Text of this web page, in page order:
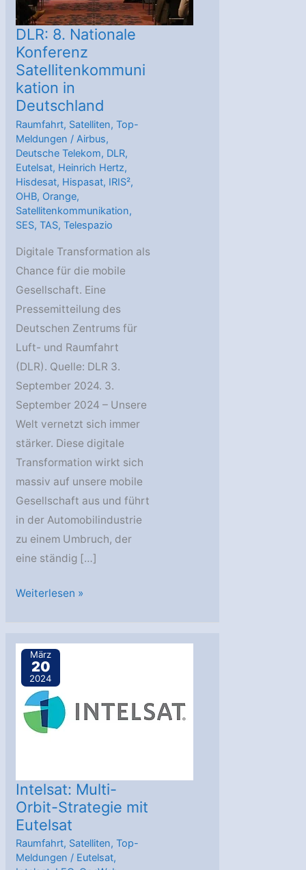
DLR: 8. Nationale
Konferenz
Satellitenkommuni
kation in
Deutschland
Raumfahrt, Satelliten,Top-
Meldungen /Airbus,
Deutsche Telekom, DLR,
Eutelsat, Heinrich Hertz,
Hisdesat, Hispasat, IRIS²,
OHB, Orange,
Satellitenkommunikation,
SES,TAS,Telespazio
Digitale Transformation als
Chance für die mobile
Gesellschaft. Eine
Pressemitteilung des
Deutschen Zentrums für
Luft- und Raumfahrt
(DLR). Quelle: DLR 3.
September 2024. 3.
September 2024 – Unsere
Welt vernetzt sich immer
stärker. Diese digitale
Transformation wirkt sich
massiv auf unsere mobile
Gesellschaft aus und führt
in der Automobilindustrie
zu einem Umbruch, der
eine ständig […]
DLR:
Konferenz
Satellitenkommunikation
in
Deutschland
Weiterlesen »
März
20
2024
Intelsat: Multi-
Orbit-Strategie mit
Eutelsat
Raumfahrt, Satelliten,Top-
Meldungen / Eutelsat,